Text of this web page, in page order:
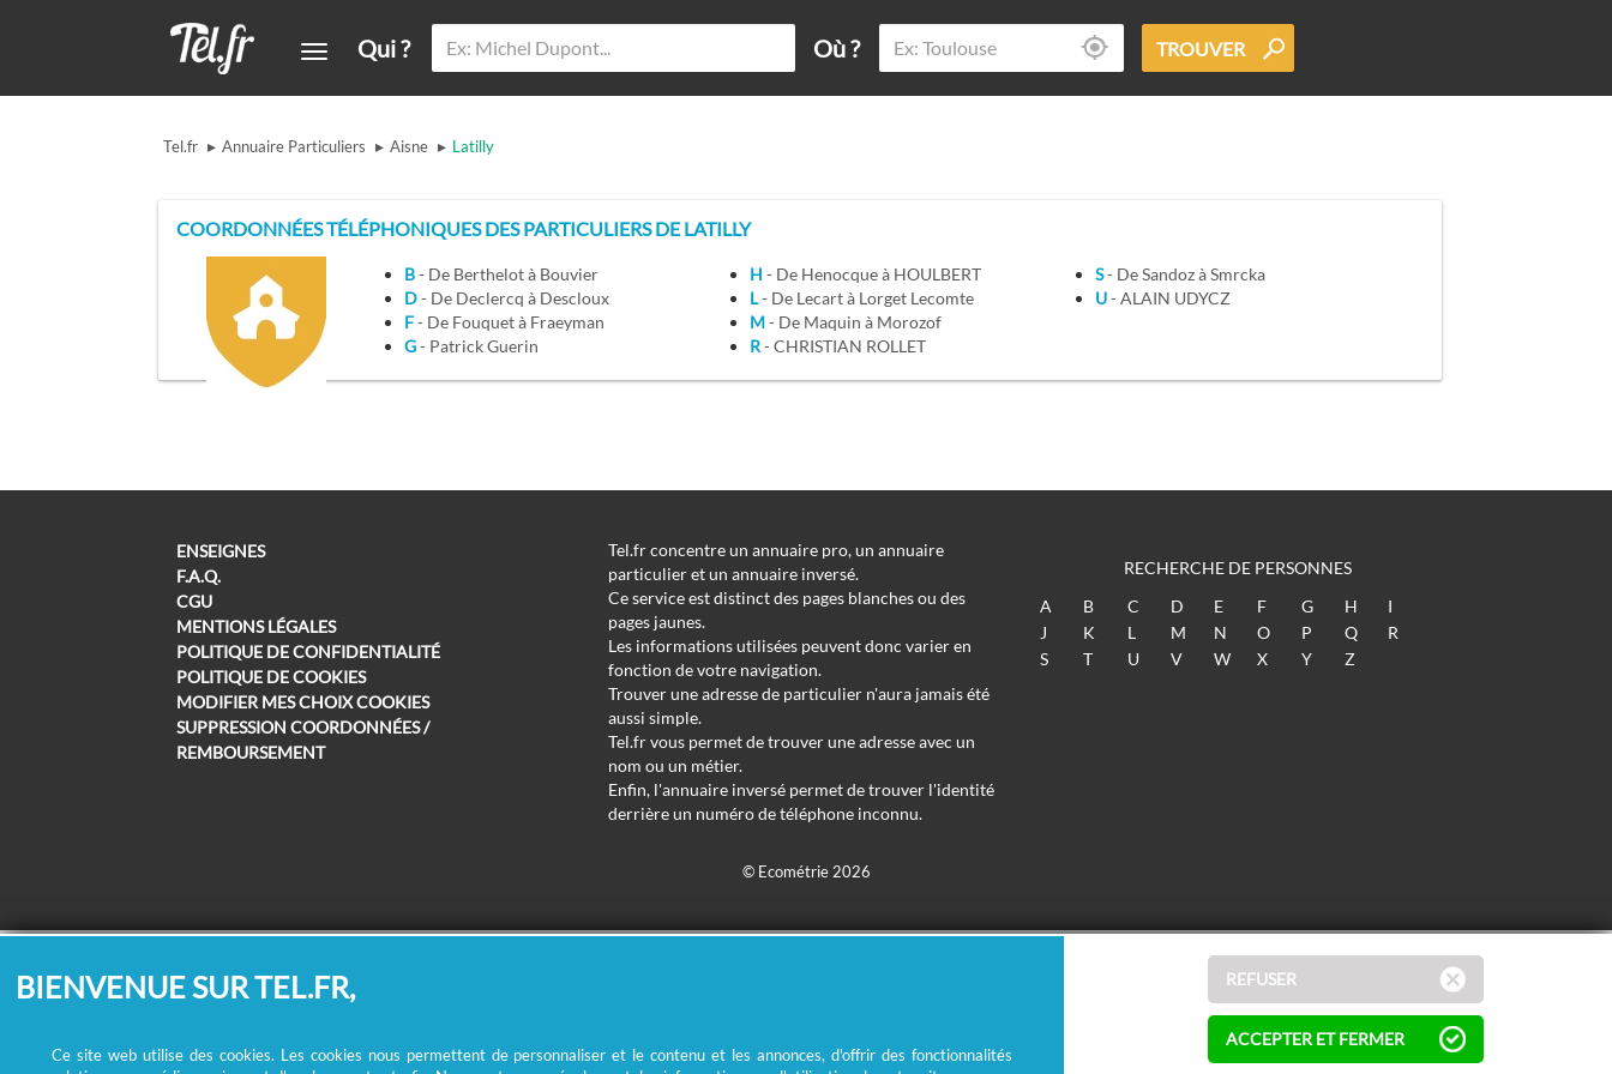
Qui ? Où ? TROUVER
Tel.fr ▸ Annuaire Particuliers ▸ Aisne ▸ Latilly
COORDONNÉES TÉLÉPHONIQUES DES PARTICULIERS DE LATILLY
B
- De Berthelot à Bouvier
D
- De Declercq à Descloux
F
- De Fouquet à Fraeyman
G
- Patrick Guerin
H
- De Henocque à HOULBERT
L
- De Lecart à Lorget Lecomte
M
- De Maquin à Morozof
R
- CHRISTIAN ROLLET
S
- De Sandoz à Smrcka
U
- ALAIN UDYCZ
ENSEIGNES
F.A.Q.
CGU
MENTIONS LÉGALES
POLITIQUE DE CONFIDENTIALITÉ
POLITIQUE DE COOKIES
MODIFIER MES CHOIX COOKIES
SUPPRESSION COORDONNÉES /
REMBOURSEMENT
Tel.fr concentre un annuaire pro, un annuaire
particulier et un annuaire inversé.
Ce service est distinct des pages blanches ou des
pages jaunes.
Les informations utilisées peuvent donc varier en
fonction de votre navigation.
Trouver une adresse de particulier n'aura jamais été
aussi simple.
Tel.fr vous permet de trouver une adresse avec un
nom ou un métier.
Enfin, l'annuaire inversé permet de trouver l'identité
derrière un numéro de téléphone inconnu.
RECHERCHE DE PERSONNES
A
B C D E F G H
I
J
K L M N O P Q
R
S
T U V W X Y Z
© Ecométrie 2026
BIENVENUE SUR TEL.FR,
Ce site web utilise des cookies. Les cookies nous permettent de personnaliser et le contenu et les annonces, d'offrir des fonctionnalités
REFUSER
ACCEPTER ET FERMER